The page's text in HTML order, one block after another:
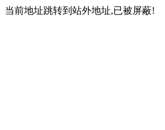
当前地址跳转到站外地址,已被屏蔽!